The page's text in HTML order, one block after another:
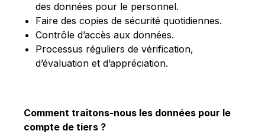
des données pour le personnel.
Faire des copies de sécurité quotidiennes.
Contrôle d’accès aux données.
Processus réguliers de vérification,
d’évaluation et d’appréciation.
Comment traitons-nous les données pour le
compte de tiers ?